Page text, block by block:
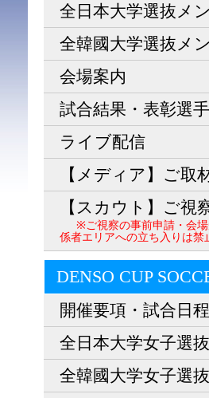
全日本大学選抜メ
全韓國大学選抜メ
会場案内
試合結果・表彰選手
ライブ配信
【メディア】ご取
【スカウト】ご視
※ご視察の事前申請・会
係者エリアへの立ち入りは禁
DENSO CUP
開催要項・試合日
全日本大学女子選
全韓國大学女子選